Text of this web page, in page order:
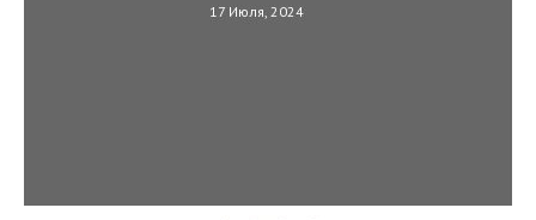
17 Июля, 2024